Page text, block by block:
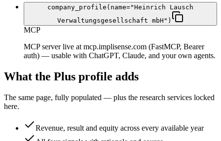
company_profile(name="Heinrich Lausch
Verwaltungsgesellschaft mbH")
MCP
MCP server live at mcp.implisense.com (FastMCP, Bearer
auth) — usable with ChatGPT, Claude, and your own agents.
What the Plus profile adds
The same page, fully populated — plus the research services locked
here.
Revenue, result and equity across every available year